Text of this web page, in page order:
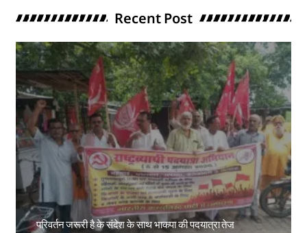
Recent Post
परिवर्तन जरूरी है के संदेश के साथ भाकपा की पदयात्रा तेज